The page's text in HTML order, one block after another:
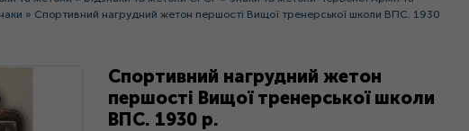
» Спортивний нагрудний жетон першості Вищої тренерської школи ВПС. 1930
Спортивний нагрудний жетон
першості Вищої тренерської школи
ВПС. 1930 р.